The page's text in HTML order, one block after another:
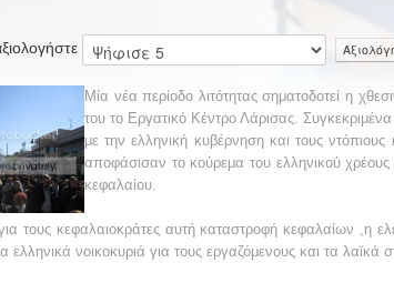
Μία νέα περίοδο λιτότητας σηματοδοτεί η
του το Εργατικό Κέντρο Λάρισας.
με την ελληνική κυβέρνηση και τους
αποφάσισαν το κούρεμα του ελληνικού
κεφαλαίου.
τους κεφαλαιοκράτες αυτή καταστροφή κεφαλαίων ,η
ελληνικά νοικοκυριά για τους εργαζόμενους και τα λαϊκά